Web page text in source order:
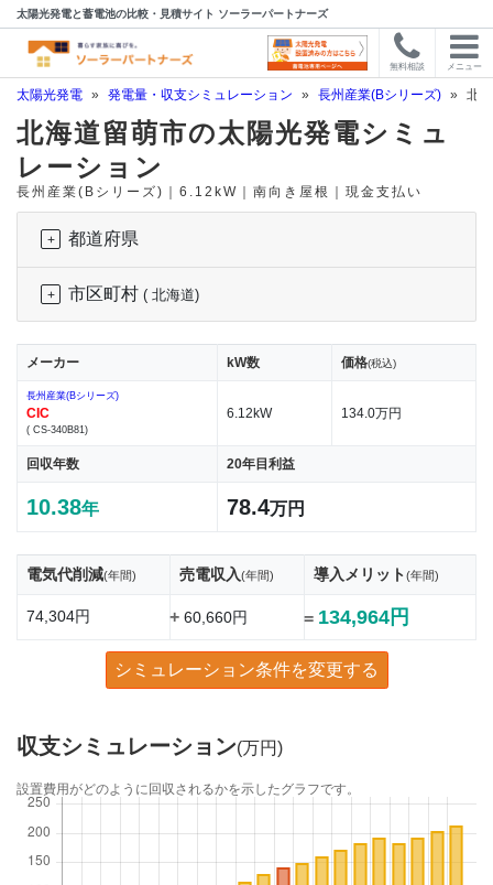
太陽光発電と蓄電池の比較・見積サイト ソーラーパートナーズ
無料相談 メニュー
太陽光発電 » 発電量・収支シミュレーション » 長州産業(Bシリーズ) » 北
北海道留萌市の太陽光発電シミュ
レーション
長州産業(Bシリーズ)｜6.12kW｜南向き屋根｜現金支払い
都道府県
市区町村 ( 北海道)
メーカー kW数 価格(税込)
長州産業(Bシリーズ)
CIC
( CS-340B81)
6.12kW 134.0万円
回収年数 20年目利益
10.38年 78.4万円
電気代削減(年間) 売電収入(年間) 導入メリット(年間)
74,304円 +60,660円 = 134,964円
シミュレーション条件を変更する
収支シミュレーション(万円)
設置費用がどのように回収されるかを示したグラフです。